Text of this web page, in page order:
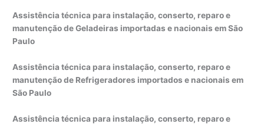
Assistência técnica para instalação, conserto, reparo e
manutenção de Geladeiras importadas e nacionais em São
Paulo
Assistência técnica para instalação, conserto, reparo e
manutenção de Refrigeradores importados e nacionais em
São Paulo
Assistência técnica para instalação, conserto, reparo e